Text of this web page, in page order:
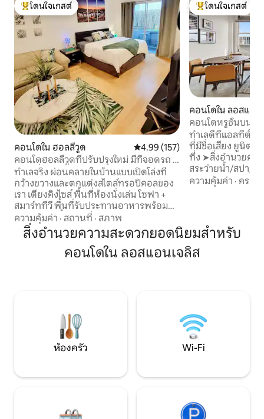
โดนใจเกสต์ที่สุด
โดนใจเกสต์
คอนโดใน ฮอลลีวูด คะแนนเฉลี่ย 4.99 จาก 5, 157 รีวิว
4.99 (157)
คอนโดฮอลลีวูดที่ปรับปรุงใหม่ มีที่จอดรถ +
เตียงที่ 2
ทำเลจริง ผ่อนคลายในบ้านแบบเปิดโล่งที่
กว้างขวางและตกแต่งสไตล์ทรอปิคอลของ
เรา เตียงคิงไซส์ พื้นที่ห้องนั่งเล่น โซฟา +
สมาร์ททีวี พื้นที่รับประทานอาหารพร้อม
โต๊ะและเก้าอี้ 4 ตัว ลานบ้านกลางแจ้งพร้อม
โต๊ะและเก้าอี้ ไฟแอลอีดีเปลี่ยนสีที่ควบคุม
ด้วยเสียง Alexa + ดนตรี เจ้าของที่พักระดับ
5 ดาวที่มีที่พักให้เช่าอื่นๆ ที่มีเฟอร์นิเจอร์
ครบครัน ที่จอดรถส่วนตัวฟรีในบริเวณที่มี
ความคุ้มค่า · สถานที่ · สภาพ
โดนใจเกสต์ที่สุด
โดนใจเกสต์
คอนโดใน ลอสแอง
คอนโดหรูชั้นบนสุด
*จอดรถฟรี*
ทำเลดีทีแอลที่ตั้งดี
ที่มีชื่อเสียง ยูนิตต
ทึ่ง ➤สิ่งอำนวยความสะดวกรวมถึงดาดฟ้า
สระว่ายน้ำ/สปา/ค
กำลังกายในร่ม ห้องครัวและเครื่องใช้
ไฟฟ้า➤ระดับไฮเ
อื่นๆ เครื่อง➤ซักผ้
พัก ➤ที่พักที่สมบูรณ์แบบใน Historic Core
of DTLA! ➤เตียงควีนไซส์และโซฟาปรับ
นอนจะรองรับผู้เข้
ความคุ้มค่า · ครอบ
สิ่งอำนวยความสะดวกยอดนิยมสำหรับ
คอนโดใน ลอสแอนเจลิส
ห้องครัว Wi-Fi